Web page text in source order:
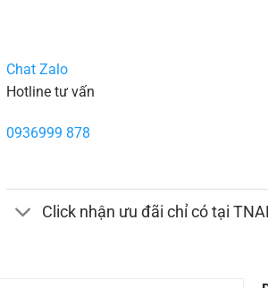
Chat Zalo
Hotline tư vấn
0936999 878
Click nhận ưu đãi chỉ có tại